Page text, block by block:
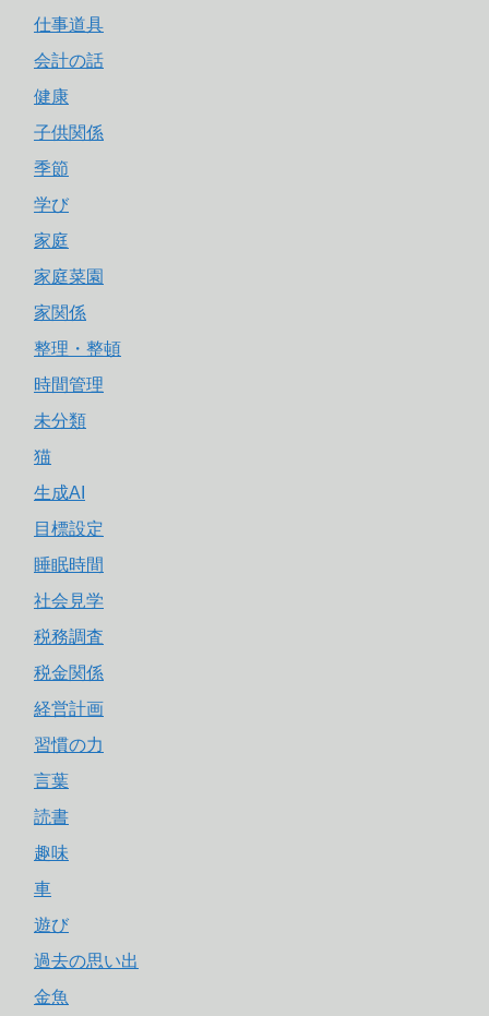
仕事道具
会計の話
健康
子供関係
季節
学び
家庭
家庭菜園
家関係
整理・整頓
時間管理
未分類
猫
生成AI
目標設定
睡眠時間
社会見学
税務調査
税金関係
経営計画
習慣の力
言葉
読書
趣味
車
遊び
過去の思い出
金魚